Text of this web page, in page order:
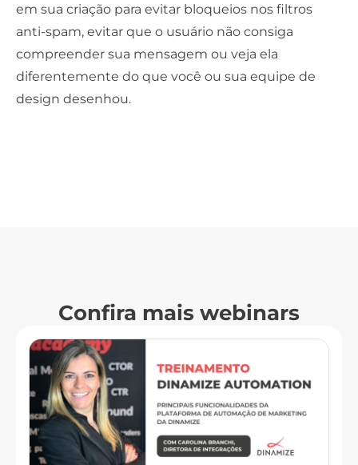
em sua criação para evitar bloqueios nos filtros
anti-spam, evitar que o usuário não consiga
compreender sua mensagem ou veja ela
diferentemente do que você ou sua equipe de
design desenhou.
Confira mais webinars